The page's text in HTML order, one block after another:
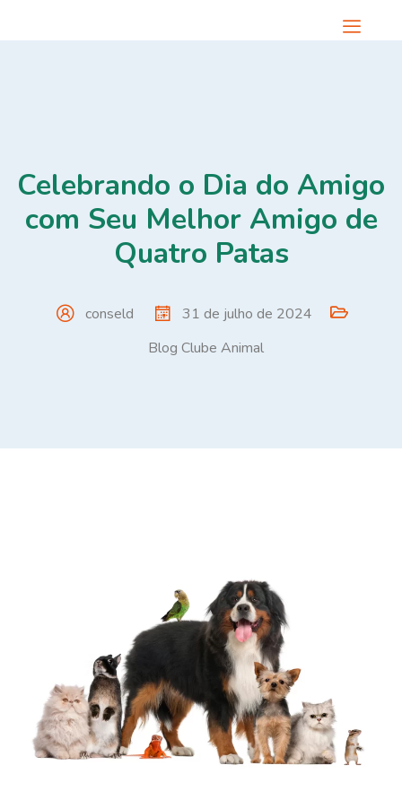
Celebrando o Dia do Amigo
com Seu Melhor Amigo de
Quatro Patas
conseld
31 de julho de 2024
Blog Clube Animal